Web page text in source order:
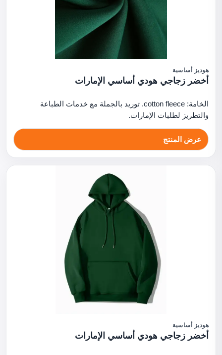
هوديز أساسية
أخضر زجاجي هودي أساسي الإمارات
الخامة: cotton fleece. توريد بالجملة مع خدمات الطباعة
والتطريز لطلبات الإمارات.
عرض المنتج
هوديز أساسية
أخضر زجاجي هودي أساسي الإمارات